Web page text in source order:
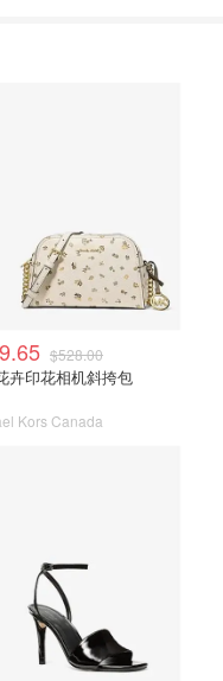
$528.00
卉印花相机斜挎包
Kors Canada